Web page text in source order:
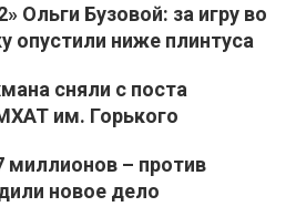
Ольги Бузовой: за игру во
опустили ниже плинтуса
сняли с поста
им. Горького
миллионов – против
новое дело